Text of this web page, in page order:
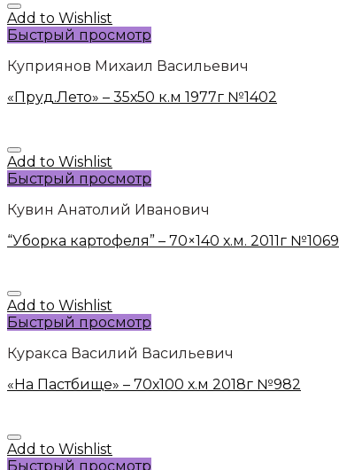
Add to Wishlist
Быстрый просмотр
Куприянов Михаил Васильевич
«Пруд.Лето» – 35х50 к.м 1977г №1402
Add to Wishlist
Быстрый просмотр
Кувин Анатолий Иванович
“Уборка картофеля” – 70×140 х.м. 2011г №1069
Add to Wishlist
Быстрый просмотр
Куракса Василий Васильевич
«На Пастбище» – 70х100 х.м 2018г №982
Add to Wishlist
Быстрый просмотр